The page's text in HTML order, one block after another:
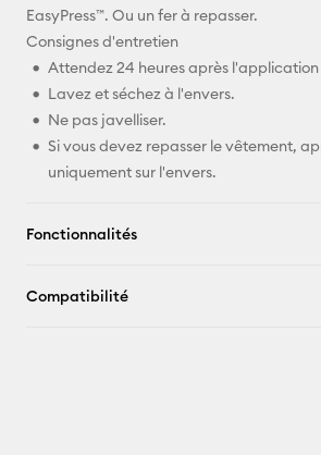
EasyPress™. Ou un fer à repasser.
Consignes d'entretien
Attendez 24 heures après
Lavez et séchez à l'envers.
Ne pas javelliser.
Si vous devez repasser le vêtement,
uniquement sur l'envers.
Fonctionnalités
Compatibilité